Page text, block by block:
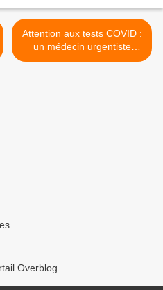
Attention aux tests COVID :
un médecin urgentiste
alerte sur les dommages
Overblog